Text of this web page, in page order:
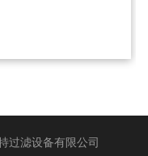
过滤设备有限公司